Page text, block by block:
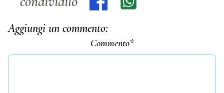
Aggiungi un commento:
Commento*